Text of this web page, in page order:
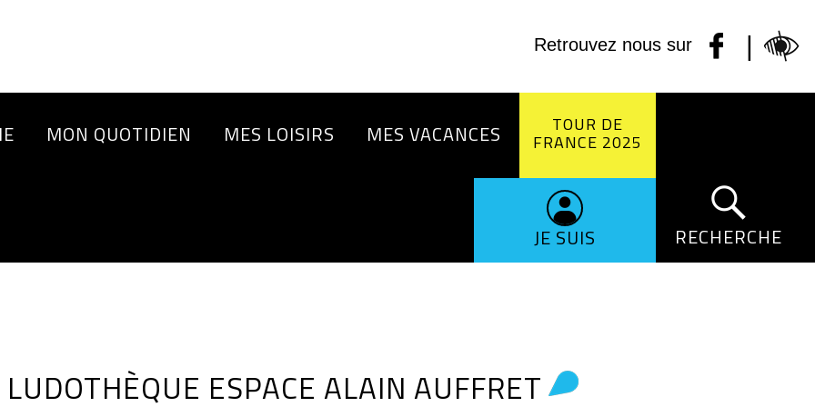
Retrouvez nous sur |
MON QUOTIDIEN MES LOISIRS MES VACANCES TOUR DE
FRANCE 2025
JE SUIS RECHERCHE
ESPACE ALAIN AUFFRET